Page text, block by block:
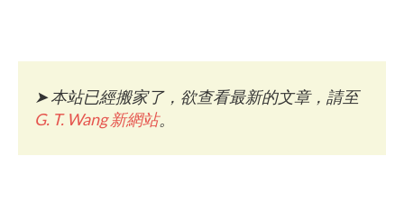
➤本站已經搬家了，欲查看最新的文章，請至
G. T. Wang 新網站。